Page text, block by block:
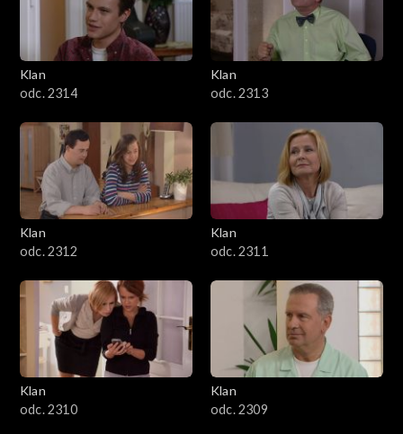
Klan
odc. 2314
Klan
odc. 2313
Klan
odc. 2312
Klan
odc. 2311
Klan
odc. 2310
Klan
odc. 2309